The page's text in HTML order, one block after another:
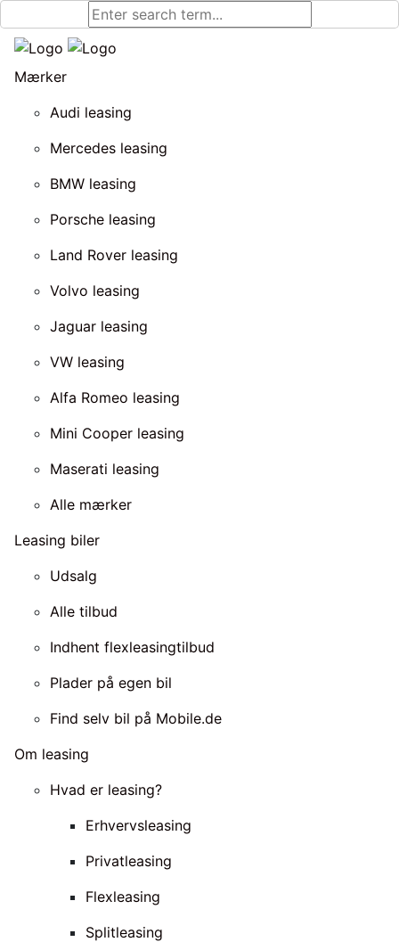
Mærker
Audi leasing
Mercedes leasing
BMW leasing
Porsche leasing
Land Rover leasing
Volvo leasing
Jaguar leasing
VW leasing
Alfa Romeo leasing
Mini Cooper leasing
Maserati leasing
Alle mærker
Leasing biler
Udsalg
Alle tilbud
Indhent flexleasingtilbud
Plader på egen bil
Find selv bil på Mobile.de
Om leasing
Hvad er leasing?
Erhvervsleasing
Privatleasing
Flexleasing
Splitleasing